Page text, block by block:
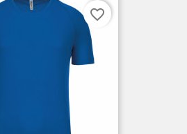
favorite_border